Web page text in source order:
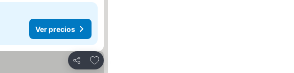
Ver precios
Compartir
Agregar a favoritos